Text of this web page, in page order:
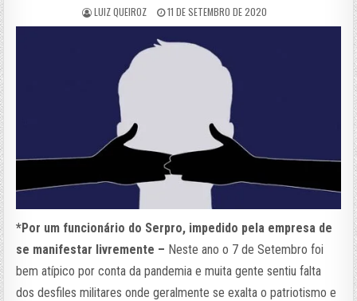
LUIZ QUEIROZ 11 DE SETEMBRO DE 2020
*Por um funcionário do Serpro, impedido pela empresa de
se manifestar livremente – Neste ano o 7 de Setembro foi
bem atípico por conta da pandemia e muita gente sentiu falta
dos desfiles militares onde geralmente se exalta o patriotismo e